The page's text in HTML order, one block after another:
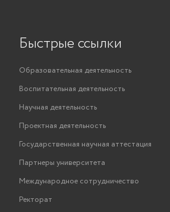
Быстрые ссылки
Образовательная деятельность
Воспитательная деятельность
Научная деятельность
Проектная деятельность
Государственная научная аттестация
Партнеры университета
Международное сотрудничество
Ректорат